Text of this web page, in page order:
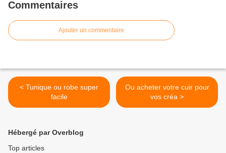
Commentaires
Ajouter un commentaire
< Tunique ou robe super
facile
Ou acheter votre cuir pour
vos créa >
Hébergé par Overblog
Top articles